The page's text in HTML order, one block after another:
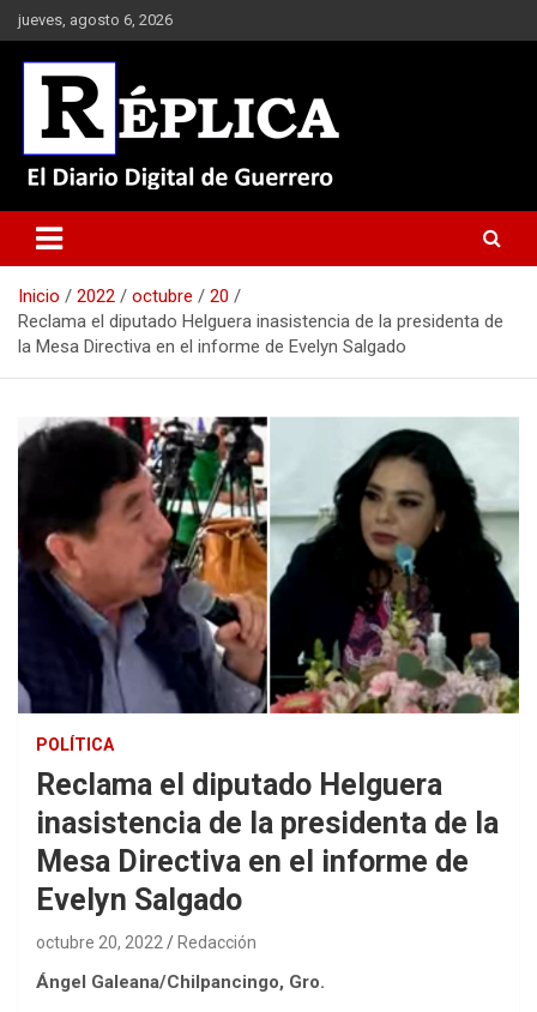
Saltar
al
contenido
jueves, agosto 6, 2026
Réplica
Inicio 2022 octubre
20
Reclama el diputado Helguera inasistencia de la presidenta de
la Mesa Directiva en el informe de Evelyn Salgado
POLÍTICA
Reclama el diputado Helguera
inasistencia de la presidenta de la
Mesa Directiva en el informe de
Evelyn Salgado
octubre 20, 2022 Redacción
Ángel Galeana/Chilpancingo, Gro.